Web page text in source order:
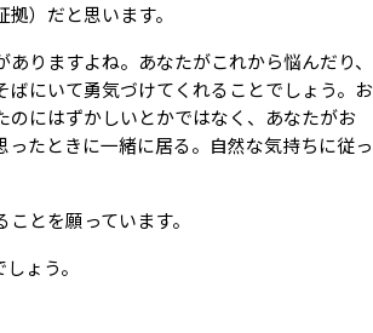
）だと思います。
りますよね。あなたがこれから悩んだり、
にいて勇気づけてくれることでしょう。お
にはずかしいとかではなく、あなたがお
たときに一緒に居る。自然な気持ちに従っ
とを願っています。
ょう。